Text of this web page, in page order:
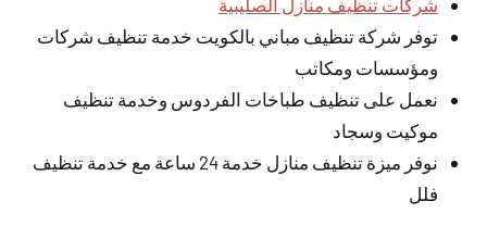
شركات تنظيف منازل الصليبية
توفر شركة تنظيف مباني بالكويت خدمة تنظيف شركات
ومؤسسات ومكاتب
نعمل على تنظيف طباخات الفردوس وخدمة تنظيف
موكيت وسجاد
نوفر ميزة تنظيف منازل خدمة 24 ساعة مع خدمة تنظيف
فلل